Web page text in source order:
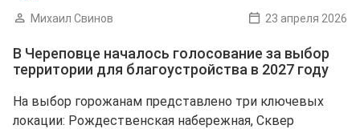
Михаил Свинов 23 апреля 2026
В Череповце началось голосование за выбор
территории для благоустройства в 2027 году
На выбор горожанам представлено три ключевых
локации: Рождественская набережная, Сквер